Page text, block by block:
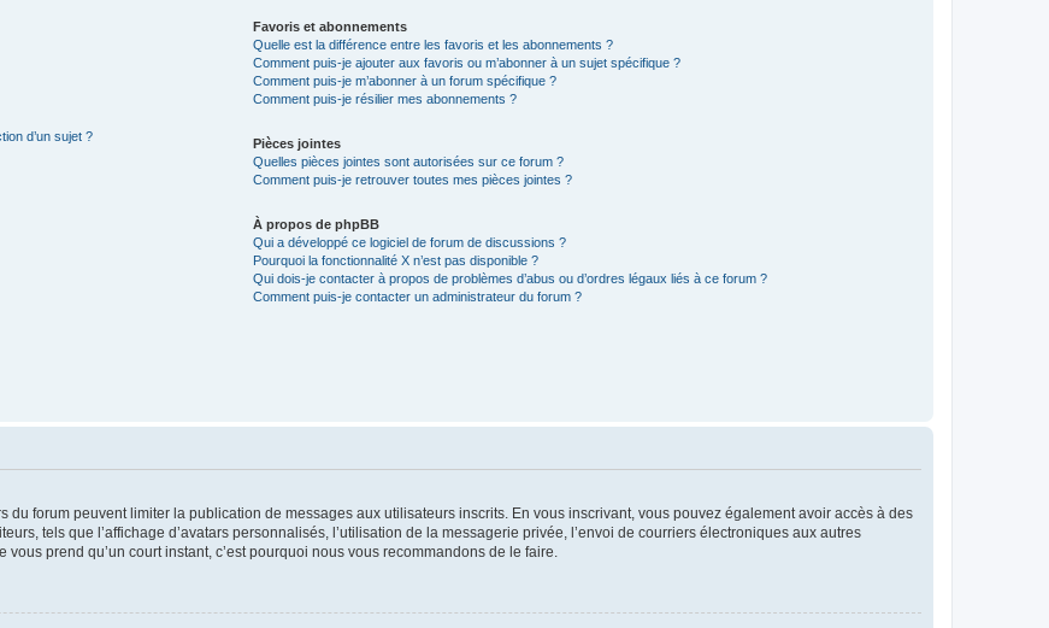
d’un sujet ?
Favoris et abonnements
Quelle est la différence entre les favoris et les abonnements ?
Comment puis-je ajouter aux favoris ou m’abonner à un sujet spécifique ?
Comment puis-je m’abonner à un forum spécifique ?
Comment puis-je résilier mes abonnements ?
Pièces jointes
Quelles pièces jointes sont autorisées sur ce forum ?
Comment puis-je retrouver toutes mes pièces jointes ?
À propos de phpBB
Qui a développé ce logiciel de forum de discussions ?
Pourquoi la fonctionnalité X n’est pas disponible ?
Qui dois-je contacter à propos de problèmes d’abus ou d’ordres légaux liés à ce forum ?
Comment puis-je contacter un administrateur du forum ?
du forum peuvent limiter la publication de messages aux utilisateurs inscrits. En vous inscrivant, vous pouvez également avoir accès à des
tels que l’affichage d’avatars personnalisés, l’utilisation de la messagerie privée, l’envoi de courriers électroniques aux autres
prend qu’un court instant, c’est pourquoi nous vous recommandons de le faire.